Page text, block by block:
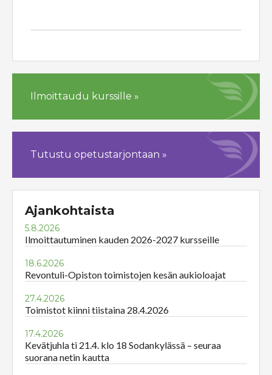
Ilmoittaudu kurssille »
Tutustu opetustarjontaan »
Ajankohtaista
5.8.2026
Ilmoittautuminen kauden 2026-2027 kursseille
18.6.2026
Revontuli-Opiston toimistojen kesän aukioloajat
27.4.2026
Toimistot kiinni tiistaina 28.4.2026
17.4.2026
Kevätjuhla ti 21.4. klo 18 Sodankylässä – seuraa
suorana netin kautta